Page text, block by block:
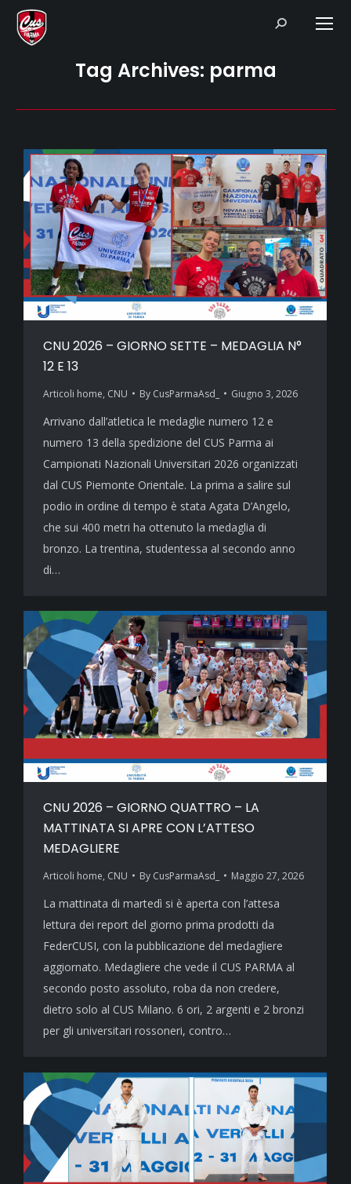
Search:
Tag Archives: parma
CNU 2026 – GIORNO SETTE – MEDAGLIA N°
12 E 13
Articoli home, CNU By CusParmaAsd_ Giugno 3, 2026
Arrivano dall’atletica le medaglie numero 12 e
numero 13 della spedizione del CUS Parma ai
Campionati Nazionali Universitari 2026 organizzati
dal CUS Piemonte Orientale. La prima a salire sul
podio in ordine di tempo è stata Agata D’Angelo,
che sui 400 metri ha ottenuto la medaglia di
bronzo. La trentina, studentessa al secondo anno
di…
CNU 2026 – GIORNO QUATTRO – LA
MATTINATA SI APRE CON L’ATTESO
MEDAGLIERE
Articoli home, CNU By CusParmaAsd_ Maggio 27, 2026
La mattinata di martedì si è aperta con l’attesa
lettura dei report del giorno prima prodotti da
FederCUSI, con la pubblicazione del medagliere
aggiornato. Medagliere che vede il CUS PARMA al
secondo posto assoluto, roba da non credere,
dietro solo al CUS Milano. 6 ori, 2 argenti e 2 bronzi
per gli universitari rossoneri, contro…